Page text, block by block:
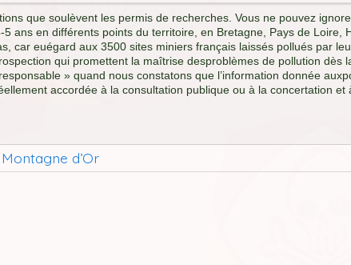
que soulèvent les permis de recherches. Vous ne pouvez
ans en différents points du territoire, en Bretagne, Pays de Loire,
car euégard aux 3500 sites miniers français laissés pollués par
qui promettent la maîtrise desproblèmes de pollution dès
» quand nous constatons que l’information donnée
accordée à la consultation publique ou à la concertation et
d’Or